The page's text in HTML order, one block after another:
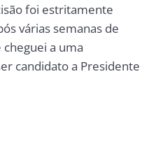
foi estritamente
várias semanas de
a uma
candidato a Presidente